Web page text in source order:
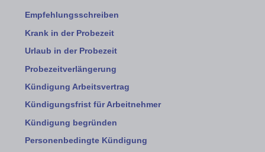
Empfehlungsschreiben
Krank in der Probezeit
Urlaub in der Probezeit
Probezeitverlängerung
Kündigung Arbeitsvertrag
Kündigungsfrist für Arbeitnehmer
Kündigung begründen
Personenbedingte Kündigung